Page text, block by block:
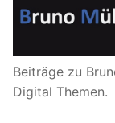
Beiträge zu
Digital Themen.